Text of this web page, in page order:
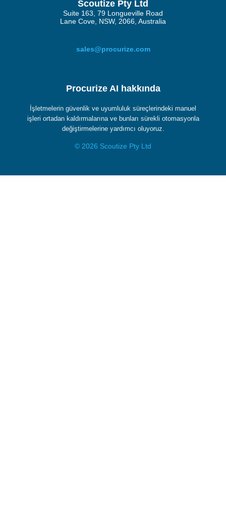
Scoutize Pty Ltd
Suite 163, 79 Longueville Road
Lane Cove, NSW, 2066, Australia
sales@procurize.com
Procurize AI hakkında
İşletmelerin güvenlik ve uyumluluk süreçlerindeki manuel
işleri ortadan kaldırmalarına ve bunları sürekli otomasyonla
değiştirmelerine yardımcı oluyoruz.
© 2026 Scoutize Pty Ltd